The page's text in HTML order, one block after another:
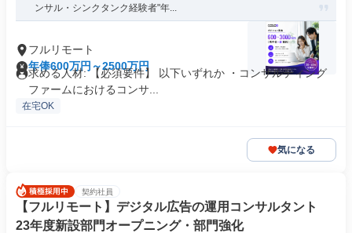
ンサル・シンクタンク経験者"年...
フルリモート
年俸600万円～2500万円
求める人材: 【必須要件】 以下いずれか ・コンサルティング
ファームにおけるコンサ...
在宅OK
気になる
契約社員
【フルリモート】デジタル広告の運用コンサルタント
23年度新設部門オープニング・部門強化